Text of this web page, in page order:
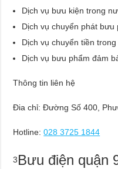
Dịch vụ bưu kiện trong
Dịch vụ chuyển phát bưu
Dịch vụ chuyển tiền
Dịch vụ bưu phẩm đảm
Thông tin liên hệ
Đia chỉ: Đường Số 400,
Hotline: 028 3725 1844
3Bưu điện quận